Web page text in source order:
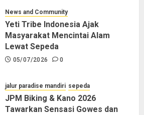
News and Community
Yeti Tribe Indonesia Ajak
Masyarakat Mencintai Alam
Lewat Sepeda
05/07/2026 0
jalur paradise mandiri sepeda
JPM Biking & Kano 2026
Tawarkan Sensasi Gowes dan